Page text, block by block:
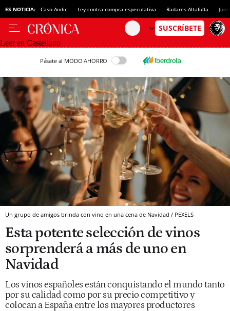
ES NOTICIA: Caso Andic Ley contra compra especulativa Radares Altafulla
Leer en Castellano
Pásate al MODO AHORRO
Un grupo de amigos brinda con vino en una cena de Navidad / PEXELS
Esta potente selección de vinos
sorprenderá a más de uno en
Navidad
Los vinos españoles están conquistando el mundo tanto
por su calidad como por su precio competitivo y
colocan a España entre los mayores productores